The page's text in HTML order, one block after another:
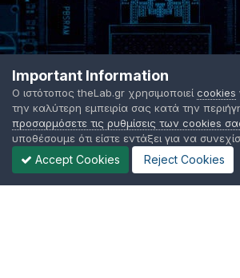
Important Information
Ο ιστότοπος theLab.gr χρησιμοποιεί cookies
την καλύτερη εμπειρία σας κατά την
προσαρμόσετε τις ρυθμίσεις των cookies
υποθέσουμε ότι είστε εντάξει για να
Accept Cookies Reject Cookies